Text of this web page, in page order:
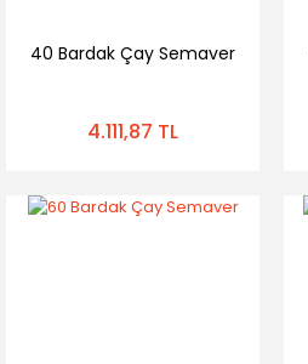
40 Bardak Çay Semaver
4.111,87 TL